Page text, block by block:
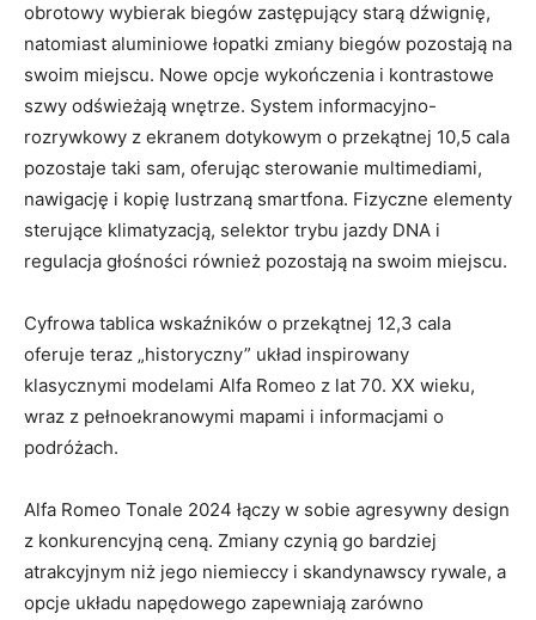
obrotowy wybierak biegów zastępujący starą dźwignię,
natomiast aluminiowe łopatki zmiany biegów pozostają na
swoim miejscu. Nowe opcje wykończenia i kontrastowe
szwy odświeżają wnętrze. System informacyjno-
rozrywkowy z ekranem dotykowym o przekątnej 10,5 cala
pozostaje taki sam, oferując sterowanie multimediami,
nawigację i kopię lustrzaną smartfona. Fizyczne elementy
sterujące klimatyzacją, selektor trybu jazdy DNA i
regulacja głośności również pozostają na swoim miejscu.
Cyfrowa tablica wskaźników o przekątnej 12,3 cala
oferuje teraz „historyczny” układ inspirowany
klasycznymi modelami Alfa Romeo z lat 70. XX wieku,
wraz z pełnoekranowymi mapami i informacjami o
podróżach.
Alfa Romeo Tonale 2024 łączy w sobie agresywny design
z konkurencyjną ceną. Zmiany czynią go bardziej
atrakcyjnym niż jego niemieccy i skandynawscy rywale, a
opcje układu napędowego zapewniają zarówno